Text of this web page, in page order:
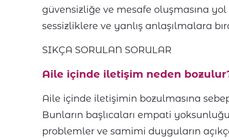
güvensizliğe ve mesafe oluşmasına
sessizliklere ve yanlış anlaşılmalara
SIKÇA SORULAN SORULAR
Aile içinde iletişim neden
Aile içinde iletişimin bozulmasına
Bunların başlıcaları empati
problemler ve samimi duyguların